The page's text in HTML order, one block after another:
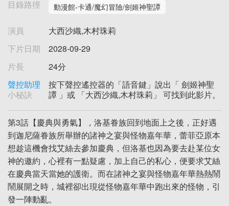
目錄路徑 動漫館-卡通/魔幻冒險/劍姬神聖譚
演員
大西沙織,木村珠莉
下片日期
2028-09-29
片長
24分
聲控助理
小秘訣
按下聲控遙控器的「語音鍵」說出「 劍姬神聖
譚 」或 「大西沙織,木村珠莉」 可找到此影片。
第3話【慶典與勇氣】，洛基眷族回到地面上之後，正好遇
到迦尼薩眷族所舉辦的諸神之宴與怪物嘉年華，蕾菲亞原本
想趁這機會找艾絲去參加慶典，但洛基也因為要去赴某位女
神的邀約，心裡有一點疑慮，加上自己的私心，便要求艾絲
在慶典當天當她的護衛。而在諸神之宴與怪物嘉年華熱熱鬧
鬧展開之時，城裡卻出現從怪物嘉年華中跑出來的怪物，引
發一陣動亂。